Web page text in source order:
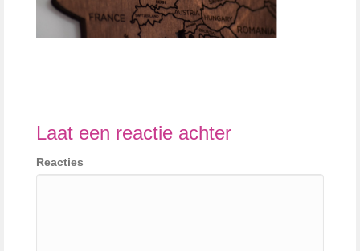
Laat een reactie achter
Reacties